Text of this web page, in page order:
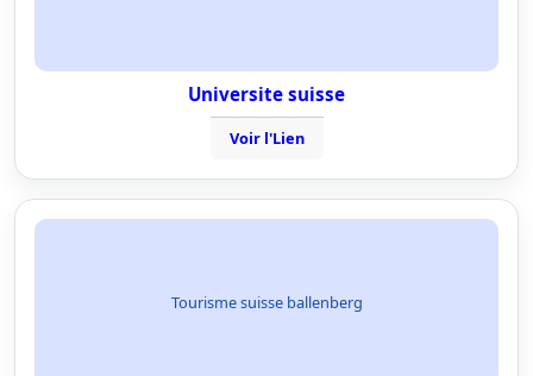
Universite suisse
Voir l'Lien
Tourisme suisse ballenberg